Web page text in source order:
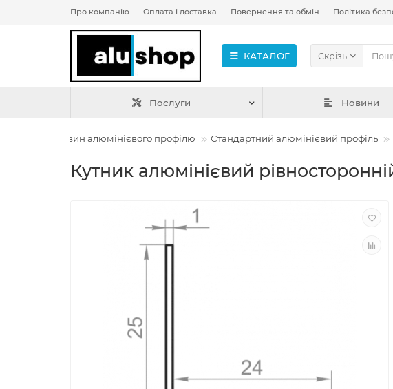
Про компанію Оплата і доставка Повернення та обмін Політика
КАТАЛОГ Скрізь
Послуги Новини
Інтернет магазин алюмінієвого профілю Стандартний алюмінієвий профіль
Кутник алюмінієвий